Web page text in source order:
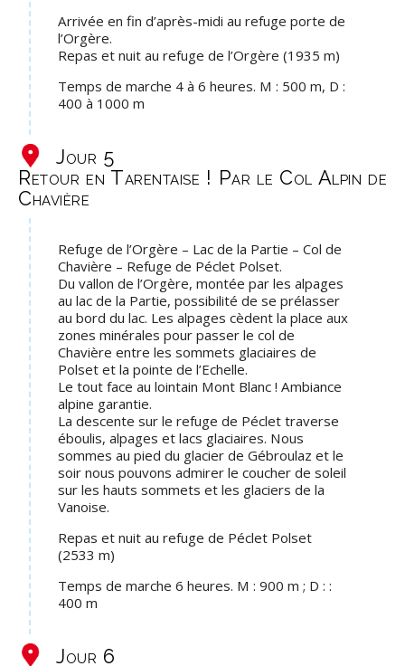
Arrivée en fin d’après-midi au refuge porte de
l’Orgère.
Repas et nuit au refuge de l’Orgère (1935 m)
Temps de marche 4 à 6 heures. M : 500 m, D :
400 à 1000 m
Jour 5
Retour en Tarentaise ! Par le Col Alpin de
Chavière
Refuge de l’Orgère – Lac de la Partie – Col de
Chavière – Refuge de Péclet Polset.
Du vallon de l’Orgère, montée par les alpages
au lac de la Partie, possibilité de se prélasser
au bord du lac. Les alpages cèdent la place aux
zones minérales pour passer le col de
Chavière entre les sommets glaciaires de
Polset et la pointe de l’Echelle.
Le tout face au lointain Mont Blanc ! Ambiance
alpine garantie.
La descente sur le refuge de Péclet traverse
éboulis, alpages et lacs glaciaires. Nous
sommes au pied du glacier de Gébroulaz et le
soir nous pouvons admirer le coucher de soleil
sur les hauts sommets et les glaciers de la
Vanoise.
Repas et nuit au refuge de Péclet Polset
(2533 m)
Temps de marche 6 heures. M : 900 m ; D : :
400 m
Jour 6